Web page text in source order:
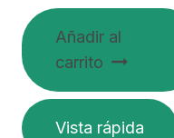
Añadir al
carrito
Vista rápida